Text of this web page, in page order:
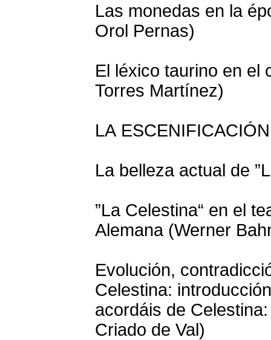
Las monedas en la
Orol Pernas)
El léxico taurino en el
Torres Martínez)
LA
La belleza actual de
”La Celestina“ en el
Alemana (Werner
Evolución,
Celestina:
acordáis de
Criado de Val)